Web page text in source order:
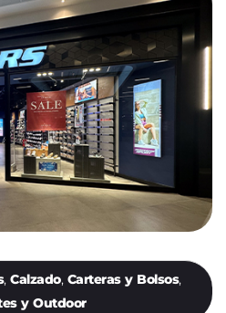
, Calzado, Carteras y Bolsos,
y Outdoor